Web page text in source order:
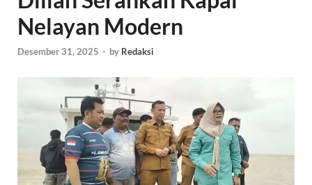
Nelayan Modern
Desember 31, 2025 - by Redaksi